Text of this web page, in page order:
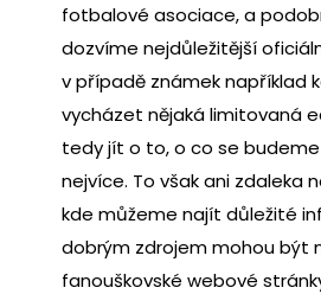
fotbalové asociace, a
dozvíme nejdůležitější
v případě známek například
vycházet nějaká limitovaná
tedy jít o to, o co se
nejvíce. To však ani zdaleka
kde můžeme najít důležité
dobrým zdrojem mohou být
fanouškovské webové